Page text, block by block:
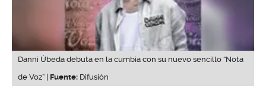
Danni Úbeda debuta en la cumbia con su nuevo sencillo “Nota
de Voz” | Fuente: Difusión